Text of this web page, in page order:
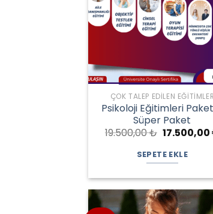
ÇOK TALEP EDILEN EĞITIMLER
Psikoloji Eğitimleri
Süper Paket
19.500,00₺ Orijinal
19.500,00 ₺.
17.500,00
SEPETE EKLE